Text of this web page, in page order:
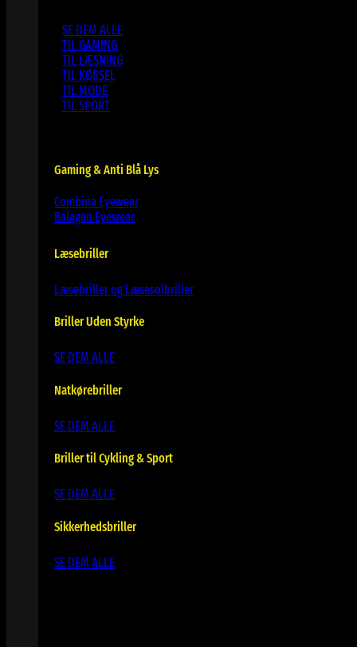
SE DEM ALLE
TIL GAMING
TIL LÆSNING
TIL KØRSEL
TIL MODE
TIL SPORT
Gaming & Anti Blå Lys
Combina Eyewear
Balagan Eyewear
Læsebriller
Læsebriller og Læsesolbriller
Briller Uden Styrke
SE DEM ALLE
Natkørebriller
SE DEM ALLE
Briller til Cykling & Sport
SE DEM ALLE
Sikkerhedsbriller
SE DEM ALLE